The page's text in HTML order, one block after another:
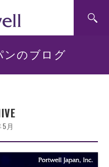
ンのブログ
月